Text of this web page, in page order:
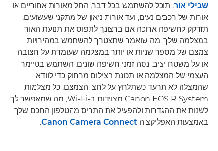
שבילי אור. תוכל להשתמש בכל דבר, החל מאורות אחוריים או
אורות של רכבים נעים, ועד אורות ניאון של מתקני שעשועים.
תזדקק לחשיפה ארוכה אם ברצונך לתפוס את תנועת האור
במצלמה שלך, מה שואמר שתצטרך להשתמש במהירויות
צמצם של מספר שניות או יותר במצלמה שעומדת על חצובה
או על משטח יציב. נסה זמני חשיפה שונים. השתמש בטיימר
העצמי של המצלמה או תכונת הצילום מרחוק כדי לוודא
שהמצלה לא תרעד כשתלחץ על לחצן הצמצם. כל מצלמות
Canon EOS R System מצוידות ב-Wi-Fi, מה שמאפשר לך
לשנות את ההגדרות ולהפעיל את התריס מהטלפון החכם שלך
באמצעות האפליקציה Canon Camera Connect
.